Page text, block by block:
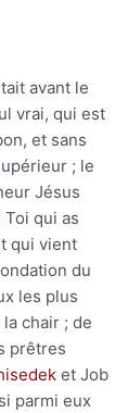
avant le
vrai, qui est
et sans
; le
Jésus
qui as
qui vient
du
les plus
chair ; de
prêtres
et Job
parmi eux